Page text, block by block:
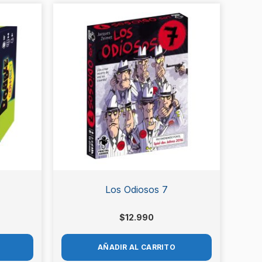
Los Odiosos 7
$12.990
AÑADIR AL CARRITO